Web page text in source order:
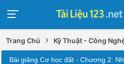
Trang Chủ › Kỹ Thuật - Công
Bài giảng Cơ học đất - Chương 2: